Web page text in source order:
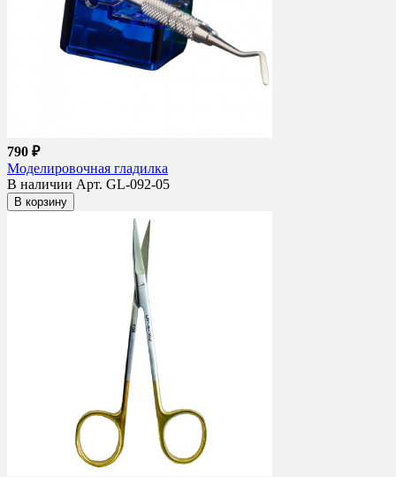
790 ₽
Моделировочная гладилка
В наличии Арт. GL-092-05
В корзину